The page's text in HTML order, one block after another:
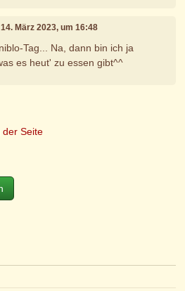
14. März 2023, um 16:48
Tag... Na, dann bin ich ja
es heut' zu essen gibt^^
der Seite